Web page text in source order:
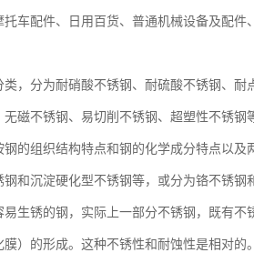
车配件、日用百货、普通机械设备及配件
，分为耐硝酸不锈钢、耐硫酸不锈钢、
磁不锈钢、易切削不锈钢、超塑性不锈钢
钢的组织结构特点和钢的化学成分特点以
和沉淀硬化型不锈钢等，或分为铬不锈钢
生锈的钢，实际上一部分不锈钢，既有
）的形成。这种不锈性和耐蚀性是相对